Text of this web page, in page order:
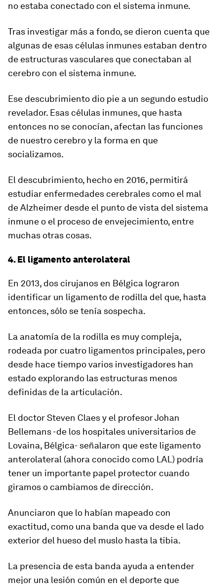
no estaba conectado con el sistema inmune.
Tras investigar más a fondo, se dieron cuenta que
algunas de esas células inmunes estaban dentro
de estructuras vasculares que conectaban al
cerebro con el sistema inmune.
Ese descubrimiento dio pie a un segundo estudio
revelador. Esas células inmunes, que hasta
entonces no se conocían, afectan las funciones
de nuestro cerebro y la forma en que
socializamos.
El descubrimiento, hecho en 2016, permitirá
estudiar enfermedades cerebrales como el mal
de Alzheimer desde el punto de vista del sistema
inmune o el proceso de envejecimiento, entre
muchas otras cosas.
4. El ligamento anterolateral
En 2013, dos cirujanos en Bélgica lograron
identificar un ligamento de rodilla del que, hasta
entonces, sólo se tenía sospecha.
La anatomía de la rodilla es muy compleja,
rodeada por cuatro ligamentos principales, pero
desde hace tiempo varios investigadores han
estado explorando las estructuras menos
definidas de la articulación.
El doctor Steven Claes y el profesor Johan
Bellemans -de los hospitales universitarios de
Lovaina, Bélgica- señalaron que este ligamento
anterolateral (ahora conocido como LAL) podría
tener un importante papel protector cuando
giramos o cambiamos de dirección.
Anunciaron que lo habían mapeado con
exactitud, como una banda que va desde el lado
exterior del hueso del muslo hasta la tibia.
La presencia de esta banda ayuda a entender
mejor una lesión común en el deporte que